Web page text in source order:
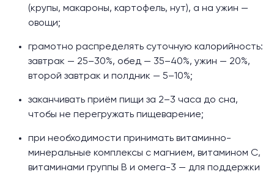
(крупы, макароны, картофель, нут), а на ужин —
овощи;
грамотно распределять суточную калорийность:
завтрак — 25–30%, обед — 35–40%, ужин — 20%,
второй завтрак и полдник — 5–10%;
заканчивать приём пищи за 2–3 часа до сна,
чтобы не перегружать пищеварение;
при необходимости принимать витаминно-
минеральные комплексы с магнием, витамином С,
витаминами группы В и омега-3 — для поддержки